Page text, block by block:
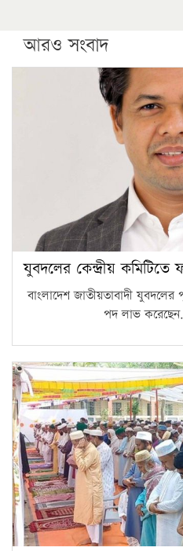
আরও সংবাদ
যুবদলের কেন্দ্রীয় কমিটিতে
বাংলাদেশ জাতীয়তাবাদী যুবদলের
পদ লাভ